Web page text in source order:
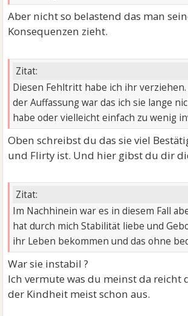
Aber nicht so belastend das man
Konsequenzen zieht.
Zitat:
Diesen Fehltritt habe ich ihr verziehen.
der Auffassung war das ich sie lange
habe oder vielleicht einfach zu wenig
Oben schreibst du das sie viel
und Flirty ist. Und hier gibst du dir
Zitat:
Im Nachhinein war es in diesem Fall
hat durch mich Stabilität liebe und
ihr Leben bekommen und das ohne
War sie instabil ?
Ich vermute was du meinst da reicht
der Kindheit meist schon aus.